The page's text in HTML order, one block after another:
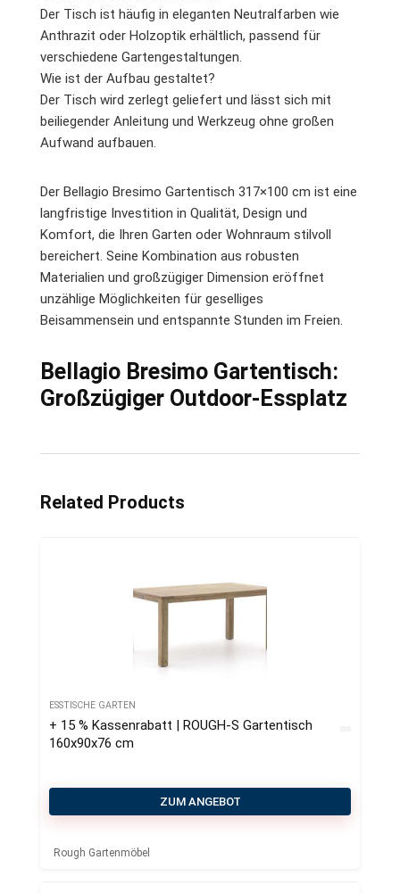
Der Tisch ist häufig in eleganten Neutralfarben wie
Anthrazit oder Holzoptik erhältlich, passend für
verschiedene Gartengestaltungen.
Wie ist der Aufbau gestaltet?
Der Tisch wird zerlegt geliefert und lässt sich mit
beiliegender Anleitung und Werkzeug ohne großen
Aufwand aufbauen.
Der Bellagio Bresimo Gartentisch 317×100 cm ist eine
langfristige Investition in Qualität, Design und
Komfort, die Ihren Garten oder Wohnraum stilvoll
bereichert. Seine Kombination aus robusten
Materialien und großzügiger Dimension eröffnet
unzählige Möglichkeiten für geselliges
Beisammensein und entspannte Stunden im Freien.
Bellagio Bresimo Gartentisch:
Großzügiger Outdoor-Essplatz
Related Products
ESSTISCHE GARTEN
+ 15 % Kassenrabatt | ROUGH-S Gartentisch
160x90x76 cm
ZUM ANGEBOT
Rough Gartenmöbel